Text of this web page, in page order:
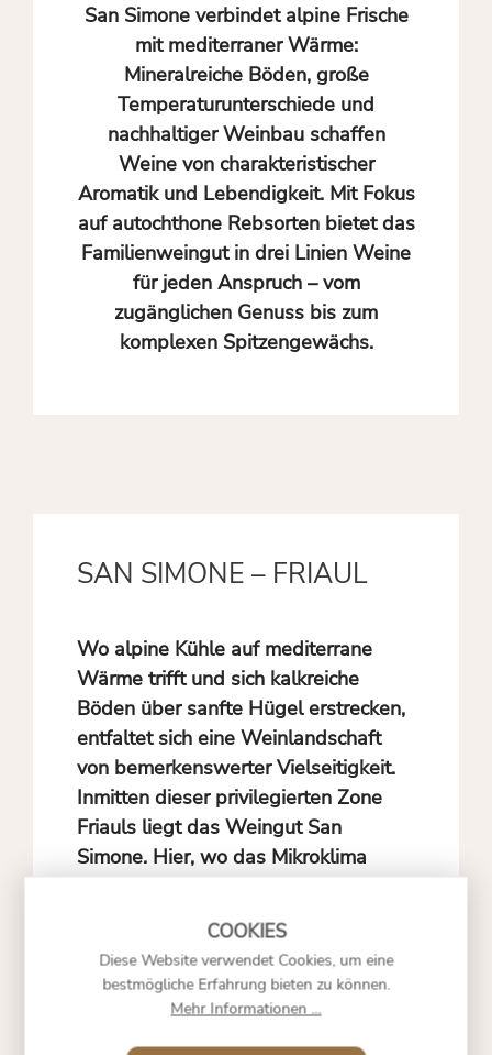
San Simone verbindet alpine Frische
mit mediterraner Wärme:
Mineralreiche Böden, große
Temperaturunterschiede und
nachhaltiger Weinbau schaffen
Weine von charakteristischer
Aromatik und Lebendigkeit. Mit Fokus
auf autochthone Rebsorten bietet das
Familienweingut in drei Linien Weine
für jeden Anspruch – vom
zugänglichen Genuss bis zum
komplexen Spitzengewächs.
SAN SIMONE – FRIAUL
Wo alpine Kühle auf mediterrane
Wärme trifft und sich kalkreiche
Böden über sanfte Hügel erstrecken,
entfaltet sich eine Weinlandschaft
von bemerkenswerter Vielseitigkeit.
Inmitten dieser privilegierten Zone
Friauls liegt das Weingut San
Simone. Hier, wo das Mikroklima
adriatischer Küste ideale
Bedingungen für kraftvolle Rotweine
wie auch für elegante Weißweine
schafft, bewirtschaftet die Familie
Diese Website verwendet Cookies, um eine
bestmögliche Erfahrung bieten zu können.
Mehr Informationen ...